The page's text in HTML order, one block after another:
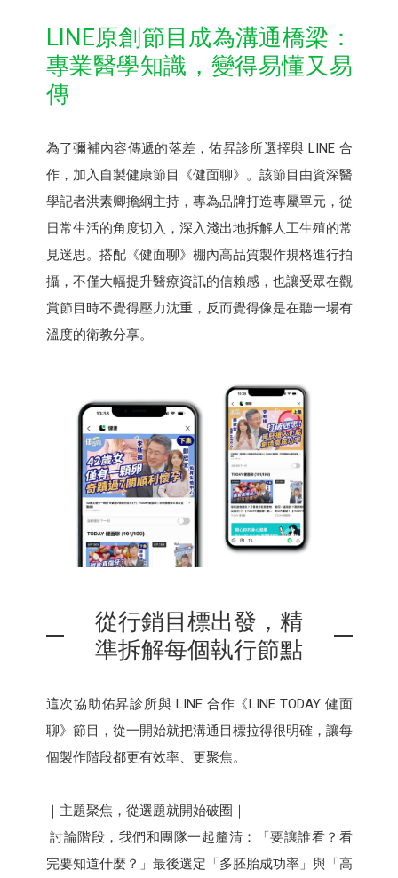
LINE原創節目成為溝通橋梁：
專業醫學知識，變得易懂又易
傳
為了彌補內容傳遞的落差，佑昇診所選擇與 LINE 合
作，加入自製健康節目《健面聊》。該節目由資深醫
學記者洪素卿擔綱主持，專為品牌打造專屬單元，從
日常生活的角度切入，深入淺出地拆解人工生殖的常
見迷思。搭配《健面聊》棚內高品質製作規格進行拍
攝，不僅大幅提升醫療資訊的信賴感，也讓受眾在觀
賞節目時不覺得壓力沈重，反而覺得像是在聽一場有
溫度的衛教分享。
從行銷目標出發，精
準拆解每個執行節點
這次協助佑昇診所與 LINE 合作《LINE TODAY 健面
聊》節目，從一開始就把溝通目標拉得很明確，讓每
個製作階段都更有效率、更聚焦。
｜主題聚焦，從選題就開始破圈｜
討論階段，我們和團隊一起釐清：「要讓誰看？看
完要知道什麼？」最後選定「多胚胎成功率」與「高